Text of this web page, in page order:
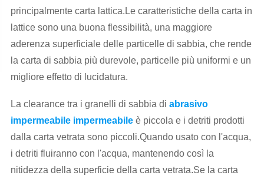
principalmente carta lattica.Le caratteristiche della carta in
lattice sono una buona flessibilità, una maggiore
aderenza superficiale delle particelle di sabbia, che rende
la carta di sabbia più durevole, particelle più uniformi e un
migliore effetto di lucidatura.
La clearance tra i granelli di sabbia di abrasivo
impermeabile impermeabile è piccola e i detriti prodotti
dalla carta vetrata sono piccoli.Quando usato con l'acqua,
i detriti fluiranno con l'acqua, mantenendo così la
nitidezza della superficie della carta vetrata.Se la carta